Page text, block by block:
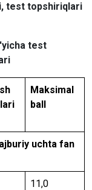
test topshiriqlari
test
Maksimal
ball
uchta fan
11,0